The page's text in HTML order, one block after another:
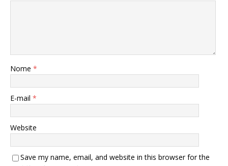
Nome *
E-mail *
Website
Save my name, email, and website in this browser for the